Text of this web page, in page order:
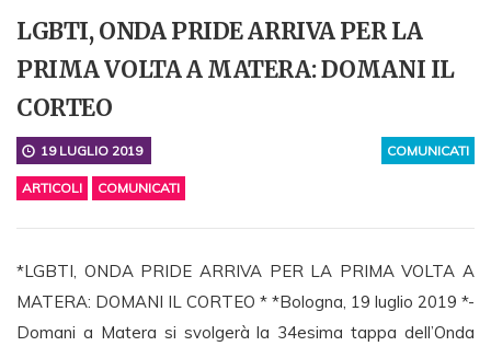
LGBTI, ONDA PRIDE ARRIVA PER LA
PRIMA VOLTA A MATERA: DOMANI IL
CORTEO
COMUNICATI
19 LUGLIO 2019
ARTICOLI COMUNICATI
*LGBTI, ONDA PRIDE ARRIVA PER LA PRIMA VOLTA A
MATERA: DOMANI IL CORTEO * *Bologna, 19 luglio 2019 *-
Domani a Matera si svolgerà la 34esima tappa dell’Onda